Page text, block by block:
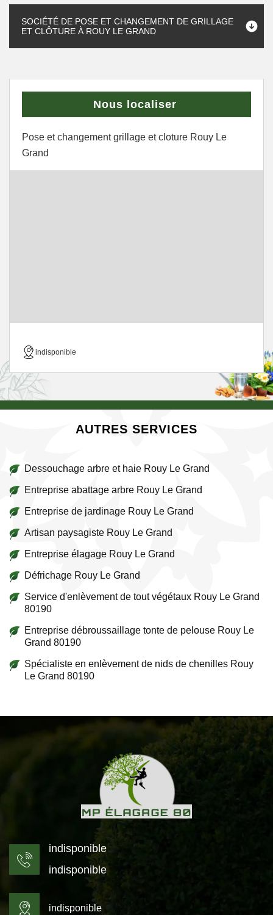
SOCIÉTÉ DE POSE ET CHANGEMENT DE GRILLAGE
ET CLÔTURE À ROUY LE GRAND
Nous localiser
Pose et changement grillage et cloture Rouy Le
Grand
indisponible
AUTRES SERVICES
Dessouchage arbre et haie Rouy Le Grand
Entreprise abattage arbre Rouy Le Grand
Entreprise de jardinage Rouy Le Grand
Artisan paysagiste Rouy Le Grand
Entreprise élagage Rouy Le Grand
Défrichage Rouy Le Grand
Service d'enlèvement de tout végétaux Rouy Le Grand
80190
Entreprise débroussaillage tonte de pelouse Rouy Le
Grand 80190
Spécialiste en enlèvement de nids de chenilles Rouy
Le Grand 80190
indisponible
indisponible
indisponible